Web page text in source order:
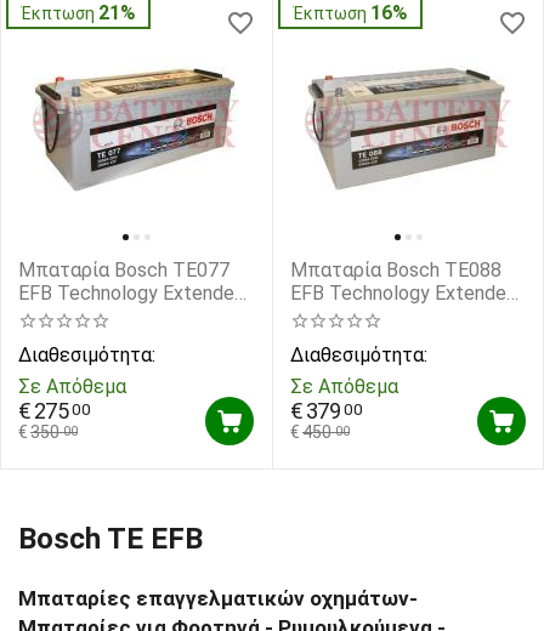
Bosch TE EFB
Μπαταρίες επαγγελματικών οχημάτων-
Έκπτωση 21%
Μπαταρία Bosch TE077
EFB Technology Extended
Cycle Life 12V Capacity
1050EN Εκκίνησης
Διαθεσιμότητα:
Σε Απόθεμα
€350 00
€27500
Έκπτωση 16%
Μπαταρία Bosch TE088
EFB Technology Extended
Cycle Life 12V Capacity
1200EN Εκκίνησης
Διαθεσιμότητα:
Σε Απόθεμα
€450 00
€379 00